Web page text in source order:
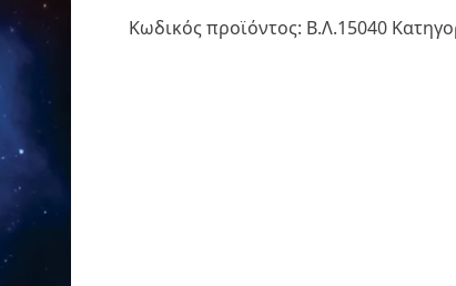
Κωδικός προϊόντος: Β.Λ.15040